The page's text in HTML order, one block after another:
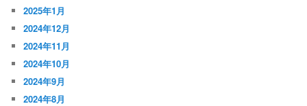
2025年1月
2024年12月
2024年11月
2024年10月
2024年9月
2024年8月